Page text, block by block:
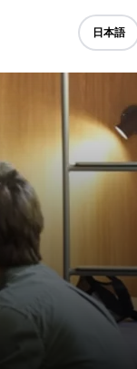
日本語